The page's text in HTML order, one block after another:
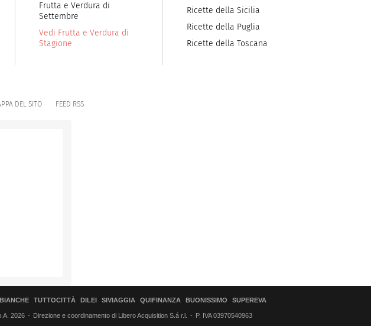
Frutta e Verdura di
Settembre
Vedi Frutta e Verdura di
Stagione
Ricette della Sicilia
Ricette della Puglia
Ricette della Toscana
DEL SITO FEED RSS
TUTTOCITTÀ DILEI SIVIAGGIA QUIFINANZA BUONISSIMO SUPEREVA
2026 Direzione e coordinamento di Libero Acquisition S.á r.l. P. IVA 03970540963